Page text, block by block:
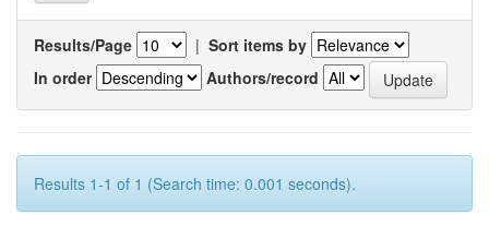
Results/Page | Sort items by
In order
Authors/record
Results 1-1 of 1 (Search time: 0.001 seconds).